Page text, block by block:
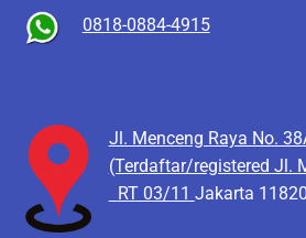
0818-0884-4915
Jl. Menceng Raya No.
(Terdaftar/registered Jl.
RT 03/11 Jakarta